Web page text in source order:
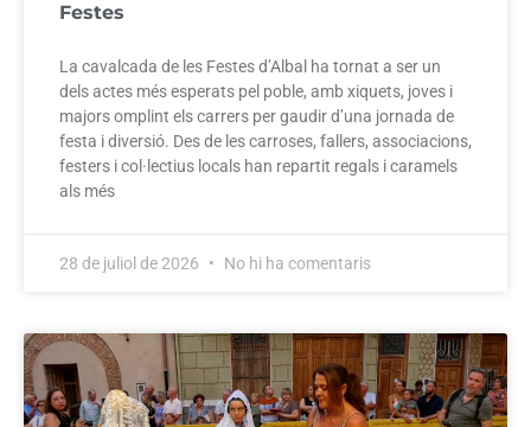
Festes
La cavalcada de les Festes d’Albal ha tornat a ser un
dels actes més esperats pel poble, amb xiquets, joves i
majors omplint els carrers per gaudir d’una jornada de
festa i diversió. Des de les carroses, fallers, associacions,
festers i col·lectius locals han repartit regals i caramels
als més
28 de juliol de 2026 No hi ha comentaris